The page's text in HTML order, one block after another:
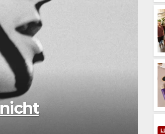
SCHÖN &